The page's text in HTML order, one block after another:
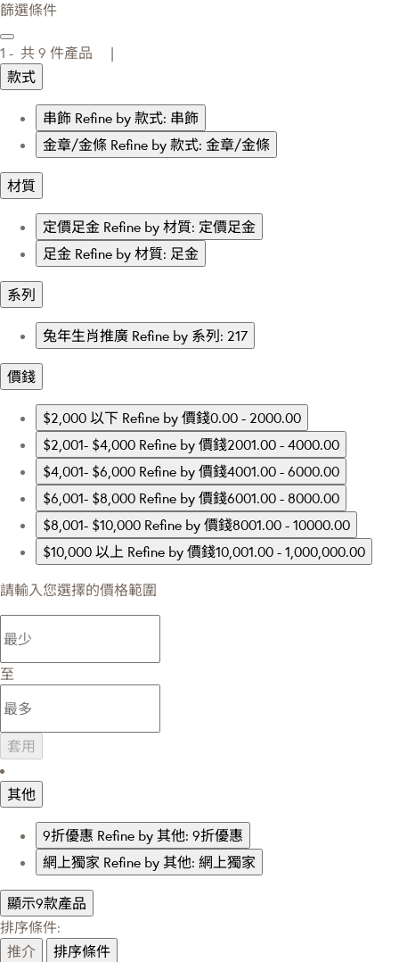
篩選條件
1 - 共 9 件產品 |
款式
串飾 Refine by 款式: 串飾
金章/金條 Refine by 款式: 金章/金條
材質
定價足金 Refine by 材質: 定價足金
足金 Refine by 材質: 足金
系列
兔年生肖推廣 Refine by 系列: 217
價錢
$2,000 以下 Refine by 價錢0.00 - 2000.00
$2,001- $4,000 Refine by 價錢2001.00 - 4000.00
$4,001- $6,000 Refine by 價錢4001.00 - 6000.00
$6,001- $8,000 Refine by 價錢6001.00 - 8000.00
$8,001- $10,000 Refine by 價錢8001.00 - 10000.00
$10,000 以上 Refine by 價錢10,001.00 - 1,000,000.00
請輸入您選擇的價格範圍
至
套用
其他
9折優惠 Refine by 其他: 9折優惠
網上獨家 Refine by 其他: 網上獨家
顯示9款產品
排序條件:
推介
排序條件